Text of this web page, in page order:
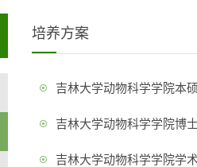
培养方案
吉林大学动物科学学院本
吉林大学动物科学学院博
吉林大学动物科学学院学